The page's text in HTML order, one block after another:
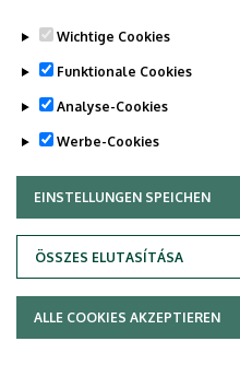
Wichtige Cookies
Funktionale Cookies
Analyse-Cookies
Werbe-Cookies
EINSTELLUNGEN SPEICHEN
ÖSSZES ELUTASÍTÁSA
ZUSTIMMUNG ZURÜCKZIEHEN
ALLE COOKIES AKZEPTIEREN
9. Um Diebstahl
Fahrzeugs dem
Fahrzeugs und den
Last update:
Adatvédelem
Copyright